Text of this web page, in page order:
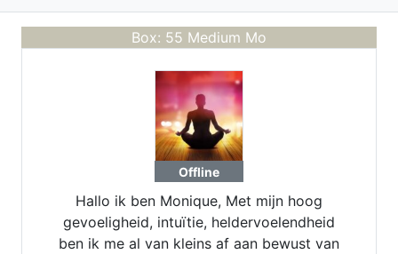
Box: 55 Medium Mo
Offline
Hallo ik ben Monique, Met mijn hoog
gevoeligheid, intuïtie, heldervoelendheid
ben ik me al van kleins af aan bewust van